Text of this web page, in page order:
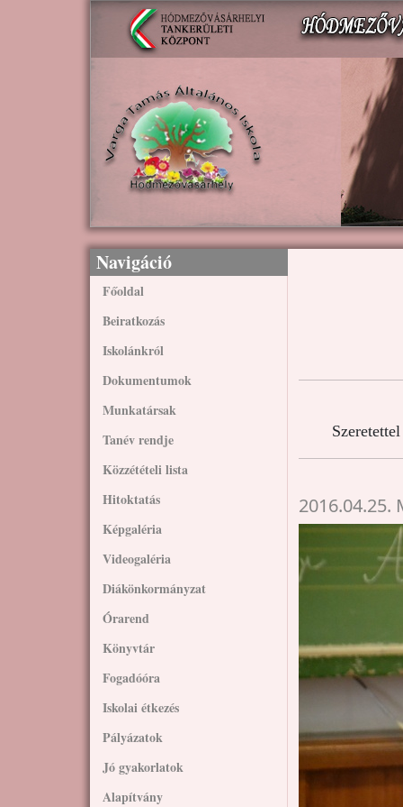
Ugrás a tartalomra
Navigáció
Főoldal
Beiratkozás
Iskolánkról
Dokumentumok
Munkatársak
Tanév rendje
Közzétételi lista
Hitoktatás
Képgaléria
Videogaléria
Diákönkormányzat
Órarend
Könyvtár
Fogadóóra
Iskolai étkezés
Pályázatok
Jó gyakorlatok
Alapítvány
2016.04.25.